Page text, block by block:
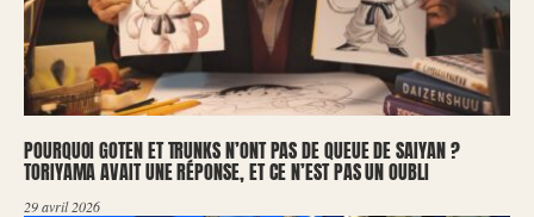
POURQUOI GOTEN ET TRUNKS N’ONT PAS DE QUEUE DE SAIYAN ?
TORIYAMA AVAIT UNE RÉPONSE, ET CE N’EST PAS UN OUBLI
29 avril 2026